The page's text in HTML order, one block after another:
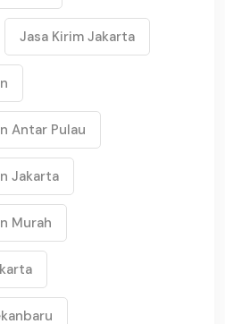
Jasa Kirim Jakarta
Antar Pulau
Jakarta
Murah